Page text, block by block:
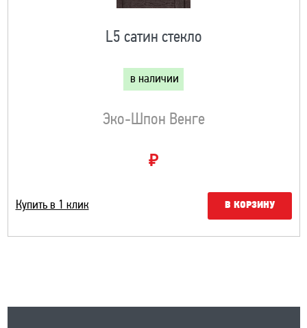
L5 сатин стекло
в наличии
Эко-Шпон Венге
₽
Купить в 1 клик В КОРЗИНУ